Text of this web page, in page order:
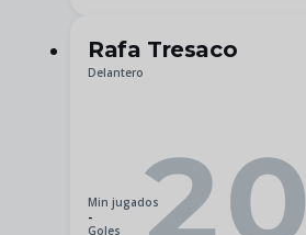
Rafa Tresaco
Delantero
Min jugados
-
Goles
20